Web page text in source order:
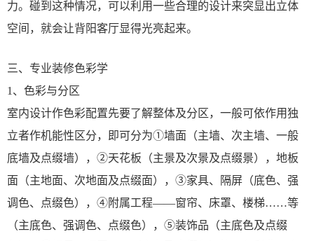
力。碰到这种情况，可以利用一些合理的设计来突显出立体
空间，就会让背阳客厅显得光亮起来。
三、专业装修色彩学
1、色彩与分区
室内设计作色彩配置先要了解整体及分区，一般可依作用独
立者作机能性区分，即可分为①墙面（主墙、次主墙、一般
底墙及点缀墙），②天花板（主景及次景及点缀景），地板
面（主地面、次地面及点缀面），③家具、隔屏（底色、强
调色、点缀色），④附属工程——窗帘、床罩、楼梯……等
（主底色、强调色、点缀色），⑤装饰品（主底色及点缀